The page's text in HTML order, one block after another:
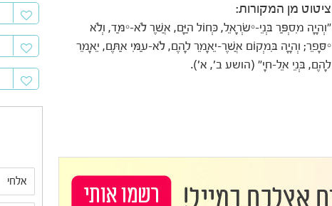
ציטוט מן המקורות:
"וְהָיָה מִסְפַּר בְּנֵי-יִשְׂרָאֵל, כְּחוֹל הַיָּם, אֲשֶׁר לֹא-יִמַּד, וְלֹא
יִסָּפֵר; וְהָיָה בִּמְקוֹם אֲשֶׁר-יֵאָמֵר לָהֶם, לֹא-עַמִּי אַתֶּם, יֵאָמֵר
לָהֶם, בְּנֵי אֵל-חָי" (הושע ב', א').